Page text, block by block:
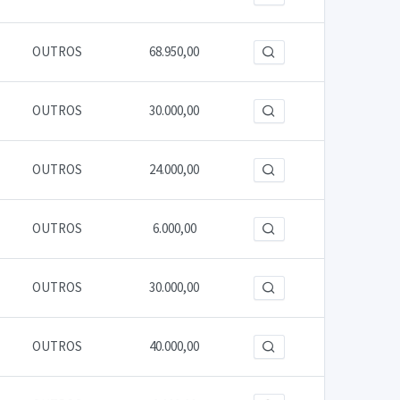
OUTROS 68.950,00
OUTROS 30.000,00
OUTROS 24.000,00
OUTROS 6.000,00
OUTROS 30.000,00
OUTROS 40.000,00